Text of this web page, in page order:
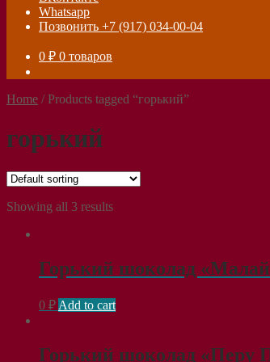
Whatsapp
Позвонить +7 (917) 034-00-04
0 ₽ 0 товаров
Home / Products tagged “горький”
горький
Showing all 3 results
Горький шоколад
0 ₽ Add to cart
Горький шоколад «Перу